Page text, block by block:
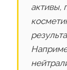
активы,